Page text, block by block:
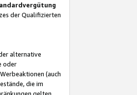
der Qualifizierten
alternative
oder
(auch
die im
gelten